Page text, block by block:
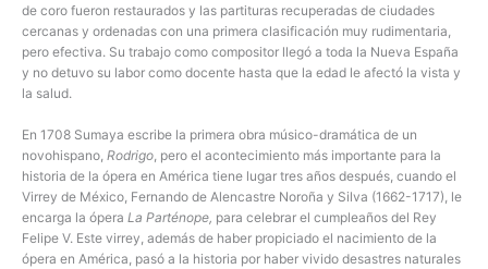
de coro fueron restaurados y las partituras recuperadas de ciudades
cercanas y ordenadas con una primera clasificación muy rudimentaria,
pero efectiva. Su trabajo como compositor llegó a toda la Nueva España
y no detuvo su labor como docente hasta que la edad le afectó la vista y
la salud.
En 1708 Sumaya escribe la primera obra músico-dramática de un
novohispano, Rodrigo, pero el acontecimiento más importante para la
historia de la ópera en América tiene lugar tres años después, cuando el
Virrey de México, Fernando de Alencastre Noroña y Silva (1662-1717), le
encarga la ópera La Parténope, para celebrar el cumpleaños del Rey
Felipe V. Este virrey, además de haber propiciado el nacimiento de la
ópera en América, pasó a la historia por haber vivido desastres naturales